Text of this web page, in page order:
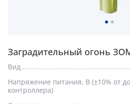
Заградительный огонь
Вид
Напряжение питания, В (±10% от
контроллера)